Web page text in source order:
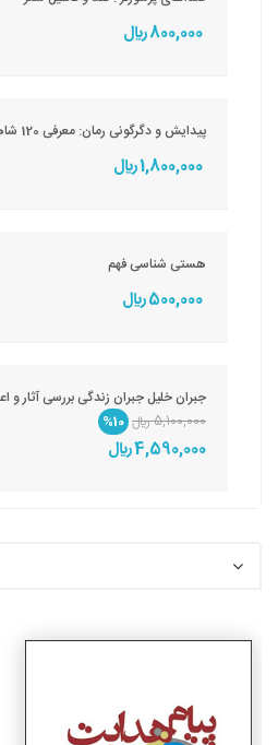
800,000 ريال
پیدایش و دگرگونی رمان: معرفی 120 شاهکار ادبی
1,800,000 ريال
هستی شناسی فهم
500,000 ريال
جبران خلیل جبران زندگی بررسی آثار و
5,100,000 ريال
%10
4,590,000 ريال